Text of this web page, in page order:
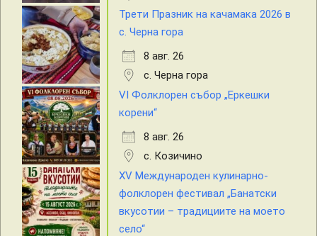
Трети Празник на качамака 2026 в
с. Черна гора
8 авг. 26
с. Черна гора
VI Фолклорен събор „Еркешки
корени“
8 авг. 26
с. Козичино
XV Международен кулинарно-
фолклорен фестивал „Банатски
вкусотии – традициите на моето
село“